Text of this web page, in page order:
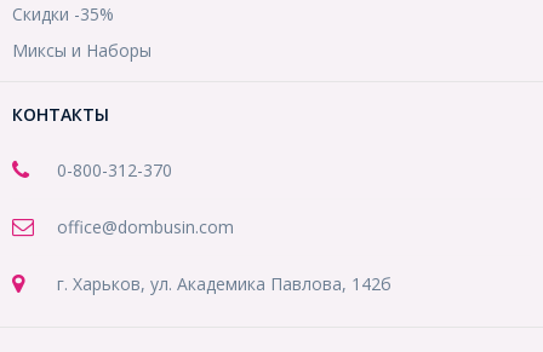
Скидки -35%
Миксы и Наборы
КОНТАКТЫ
0-800-312-370
office@dombusin.com
г. Харьков, ул. Академика Павлова, 142б